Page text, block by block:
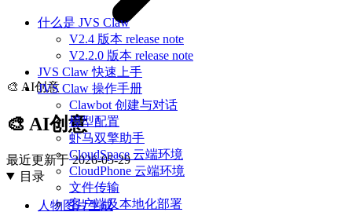
什么是 JVS Claw
V2.4 版本 release note
V2.2.0 版本 release note
JVS Claw 快速上手
JVS Claw 操作手册
Clawbot 创建与对话
模型配置
虾马双擎助手
CloudSpace 云端环境
CloudPhone 云端环境
文件传输
客户端及本地化部署
🎨 AI创意
🎨 AI创意
最近更新于2026-05-29
目录
人物图片生成